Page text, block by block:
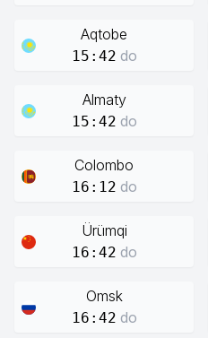
Aqtobe
15:42 do
Almaty
15:42 do
Colombo
16:12 do
Ürümqi
16:42 do
Omsk
16:42 do